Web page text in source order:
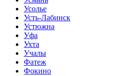
Усолье
Усть-Лабинск
Устюжна
Уфа
Ухта
Учалы
Фатеж
Фокино